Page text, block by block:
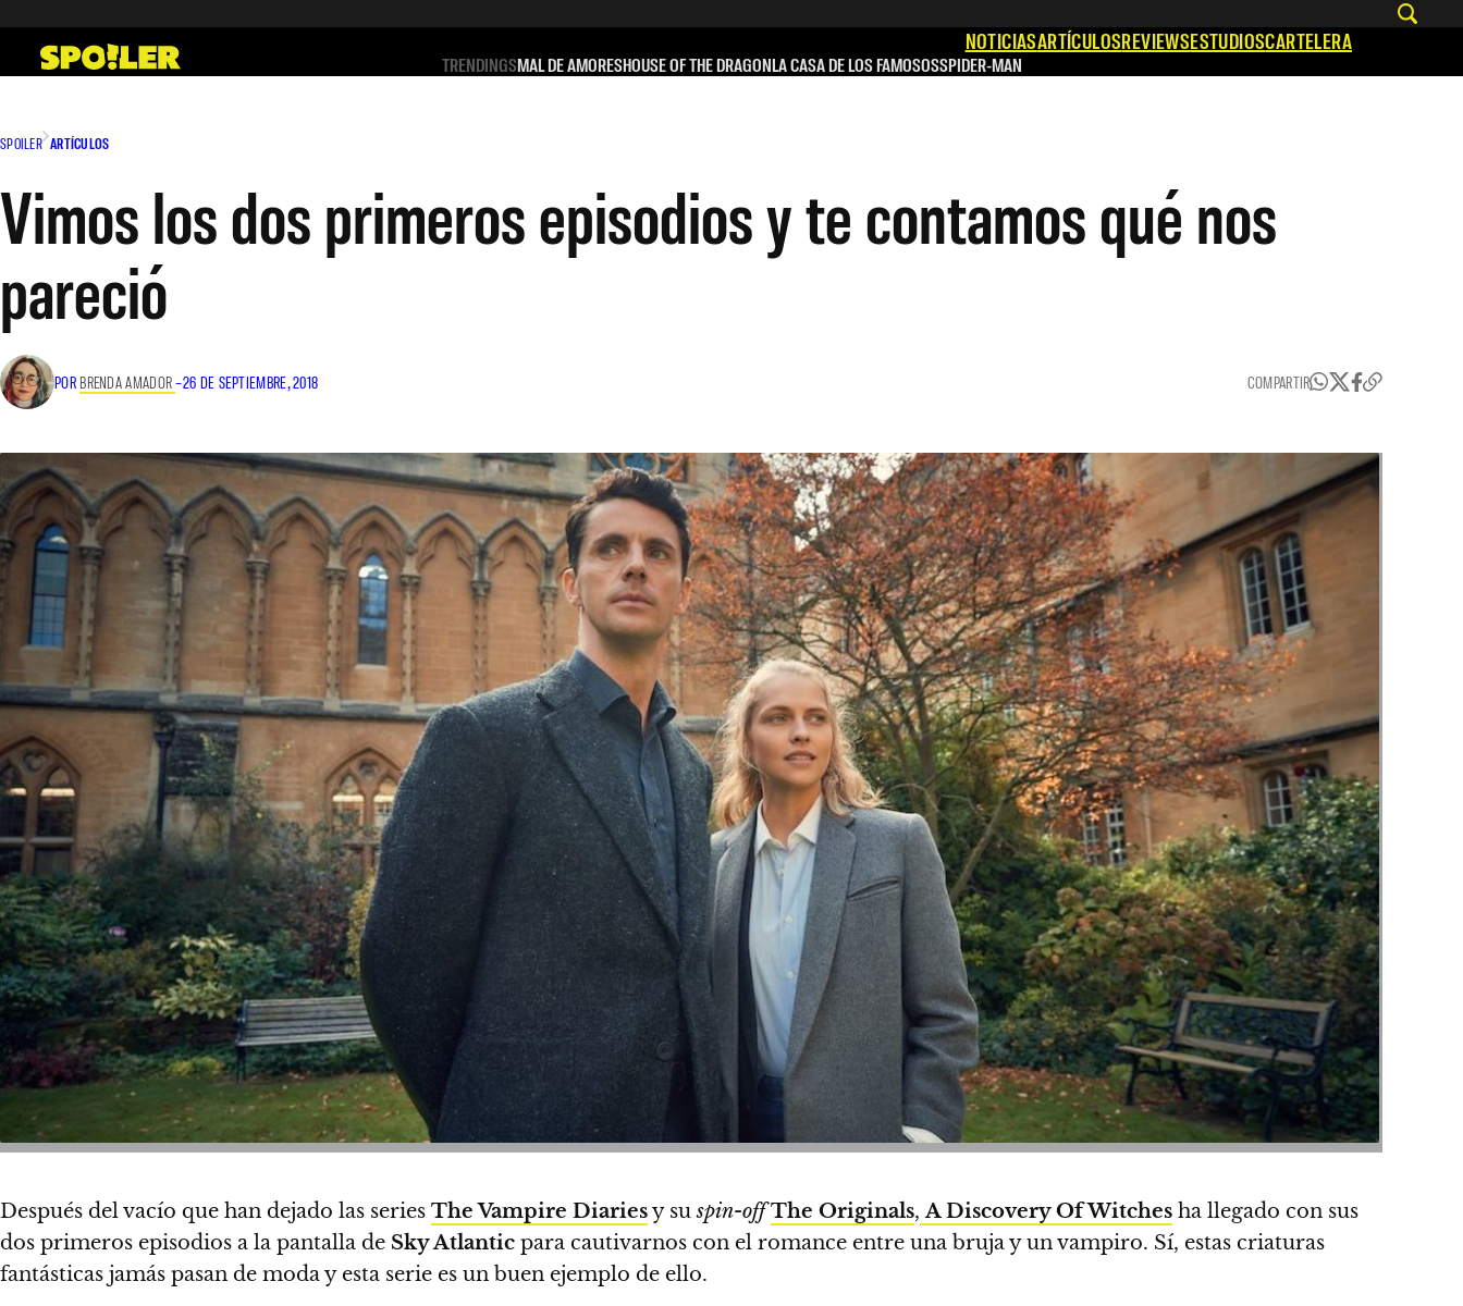
contenido
NOTICIASARTÍCULOSREVIEWSESTUDIOSCARTELERA
TRENDINGSMAL DE AMORESHOUSE OF THE DRAGONLA CASA DE LOS FAMOSOSSPIDER-MAN
SPOILER ARTÍCULOS
Vimos los dos primeros episodios y te contamos qué nos
pareció
POR BRENDA AMADOR–26 DE SEPTIEMBRE, 2018 COMPARTIR
Después del vacío que han dejado las series The Vampire Diariesy suspin-off The Originals, A Discovery Of Witches ha llegado con sus
dos primeros episodios a la pantalla de Sky Atlantic para cautivarnos con el romance entre una bruja y un vampiro. Sí, estas criaturas
fantásticas jamás pasan de moda y esta serie es un buen ejemplo de ello.